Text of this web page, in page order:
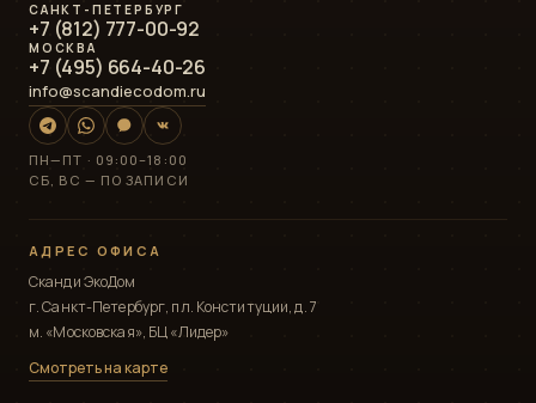
САНКТ-ПЕТЕРБУРГ
+7 (812) 777-00-92
МОСКВА
+7 (495) 664-40-26
info@scandiecodom.ru
ПН—ПТ · 09:00–18:00
СБ, ВС — ПО ЗАПИСИ
АДРЕС ОФИСА
Сканди ЭкоДом
г. Санкт-Петербург, пл. Конституции, д. 7
м. «Московская», БЦ «Лидер»
Смотреть на карте